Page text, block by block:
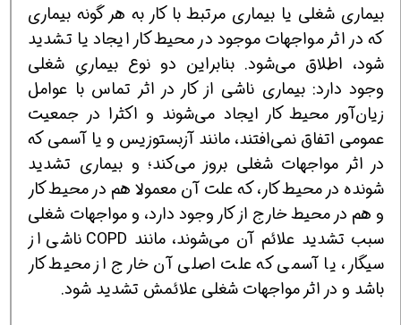
بیماری شغلی یا بیماری مرتبط با کار به هر گونه بیماری
که در اثر مواجهات موجود در محیط کار ایجاد یا تشدید
شود، اطلاق می‌شود. بنابراین دو نوع بیماریِ شغلی
وجود دارد: بیماری ناشی از کار در اثر تماس با عوامل
زيان‌آور محيط كار ايجاد مي‌شوند و اکثرا در جمعيت
عمومي اتفاق نمي‌افتند، مانند آزبستوزيس و یا آسمی که
در اثر مواجهات شغلی بروز می‌کند؛ و بیماری تشدید
شونده در محیط کار، که علت آن معمولا هم در محیط کار
و هم در محیط خارج از کار وجود دارد، و مواجهات شغلی
سبب تشدید علائم آن می‌شوند، مانند COPD ناشی از
سیگار، یا آسمی که علت اصلی آن خارج از محیط کار
باشد و در اثر مواجهات شغلی علائمش تشدید شود.